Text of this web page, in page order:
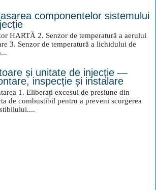
componentelor sistemului
HARTĂ 2. Senzor de temperatură a aerului
3. Senzor de temperatură a lichidului de
și unitate de injecție —
inspecție și instalare
1. Eliberați excesul de presiune din
de combustibil pentru a preveni scurgerea